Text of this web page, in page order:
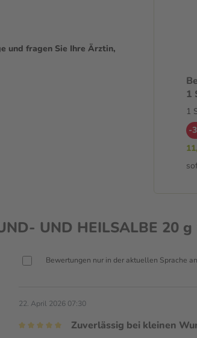
und fragen Sie Ihre Ärztin,
1
1
-
UND HEILSALBE 20 g
Bewertungen nur in der aktuellen Sprache
22. April 2026 07:30
Zuverlässig bei kleinen